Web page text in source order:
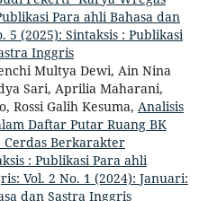
Para ahli Bahasa dan
5 (2025): Sintaksis : Publikasi
Inggris
Multya Dewi, Ain Nina
Sari, Aprilia Maharani,
Rossi Galih Kesuma, Analisis
Daftar Putar Ruang BK
Cerdas Berkarakter
: Publikasi Para ahli
Vol. 2 No. 1 (2024): Januari:
dan Sastra Inggris